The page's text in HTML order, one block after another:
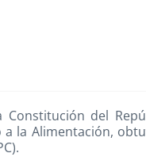
del
la Alimentación,